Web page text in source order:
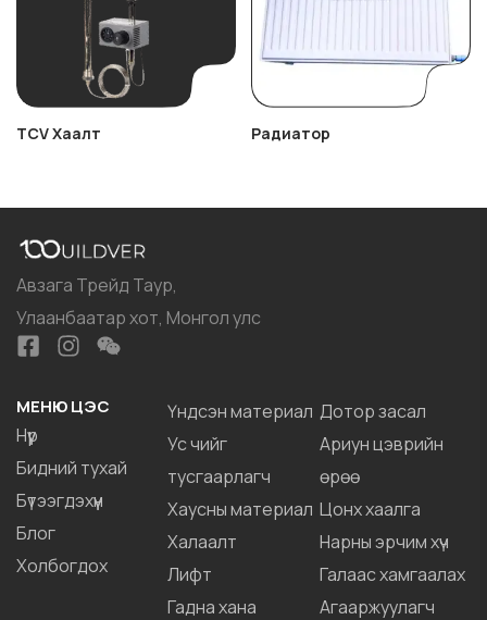
TCV Хаалт Радиатор
Авзага Трейд Таур,
Улаанбаатар хот, Монгол улс
МЕНЮ ЦЭС
Нүүр
Бидний тухай
Бүтээгдэхүүн
Блог
Холбогдох
Үндсэн материал
Ус чийг
тусгаарлагч
Хаусны материал
Халаалт
Лифт
Гадна хана
Дотор засал
Ариун цэврийн
өрөө
Цонх хаалга
Нарны эрчим хүч
Галаас хамгаалах
Агааржуулагч